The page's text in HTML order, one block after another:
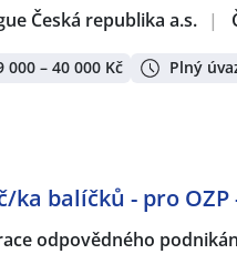
Česká republika a.s. |
000 – 40 000 Kč Plný
ka balíčků - pro OZP
odpovědného